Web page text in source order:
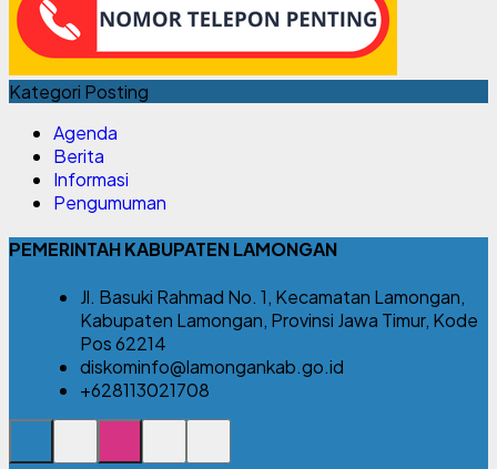
Kategori Posting
Agenda
Berita
Informasi
Pengumuman
PEMERINTAH KABUPATEN LAMONGAN
Jl. Basuki Rahmad No. 1, Kecamatan Lamongan,
Kabupaten Lamongan, Provinsi Jawa Timur, Kode
Pos 62214
diskominfo@lamongankab.go.id
+628113021708